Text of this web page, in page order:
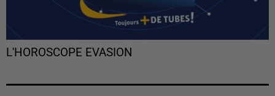
L'HOROSCOPE EVASION